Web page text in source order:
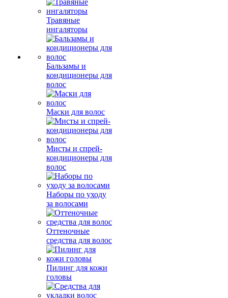
Травяные
ингаляторы
Бальзамы и
кондиционеры для
волос
Маски для волос
Мисты и спрей-
кондиционеры для
волос
Наборы по уходу
за волосами
Оттеночные
средства для волос
Пилинг для кожи
головы